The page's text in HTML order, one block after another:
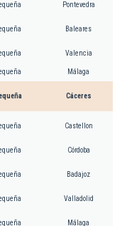
Pontevedra
Baleares
Valencia
Málaga
Cáceres
Castellon
Córdoba
Badajoz
Valladolid
Málaga